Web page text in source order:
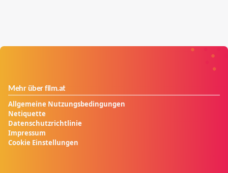
Mehr über film.at
Allgemeine Nutzungsbedingungen
Netiquette
Datenschutzrichtlinie
Impressum
Cookie Einstellungen